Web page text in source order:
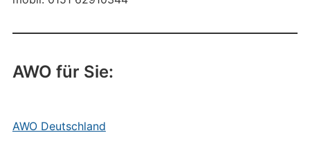
AWO für Sie:
AWO Deutschland